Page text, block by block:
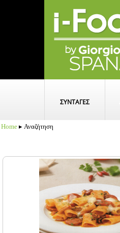
ΣΥΝΤΑΓΕΣ
Home ▸ Αναζήτηση